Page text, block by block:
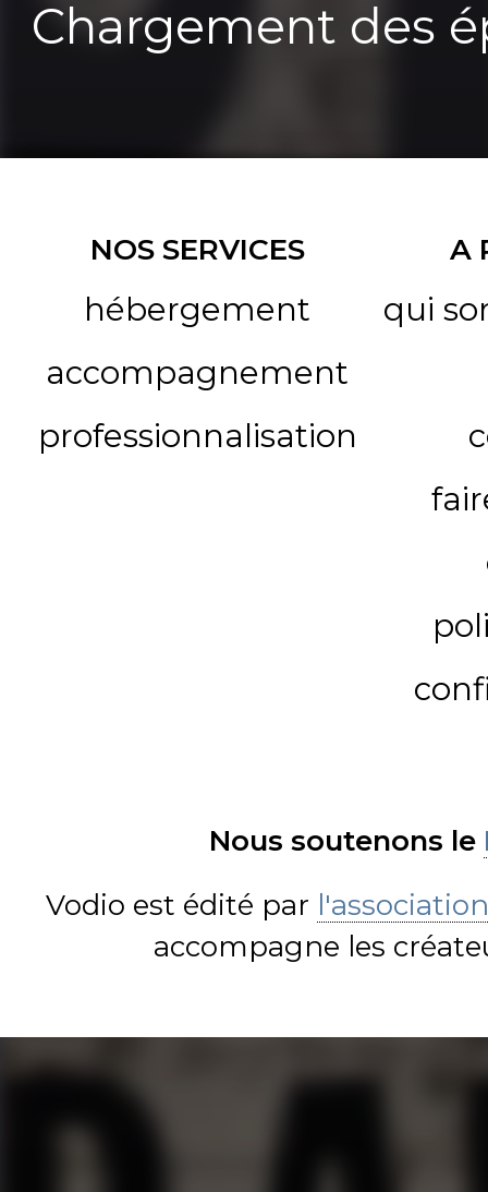
Chargement des
NOS SERVICES
hébergement
accompagnement
professionnalisation
A
qui